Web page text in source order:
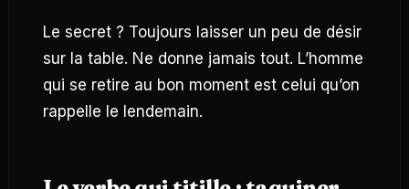
Le secret ? Toujours laisser un peu de désir
sur la table. Ne donne jamais tout. L’homme
qui se retire au bon moment est celui qu’on
rappelle le lendemain.